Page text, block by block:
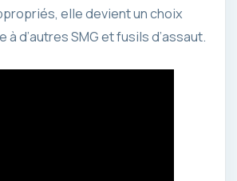
elle devient un choix
d’autres SMG et fusils d’assaut.